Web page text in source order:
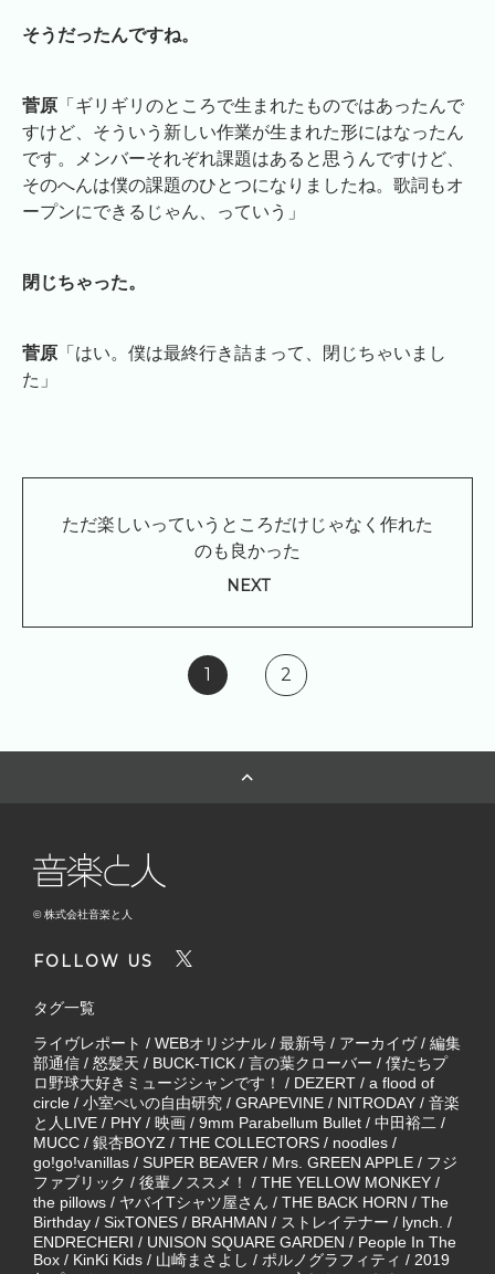
そうだったんですね。
菅原 「ギリギリのところで生まれたものではあったんで
すけど、そういう新しい作業が生まれた形にはなったん
です。メンバーそれぞれ課題はあると思うんですけど、
そのへんは僕の課題のひとつになりましたね。歌詞もオ
ープンにできるじゃん、っていう」
閉じちゃった。
菅原 「はい。僕は最終行き詰まって、閉じちゃいまし
た」
ただ楽しいっていうところだけじゃなく作れた
のも良かった
NEXT
1 2
© 株式会社音楽と人
FOLLOW US
タグ一覧
ライヴレポート / WEBオリジナル / 最新号 / アーカイヴ/ 編集
部通信 / 怒髪天 / BUCK-TICK / 言の葉クローバー / 僕たちプ
ロ野球大好きミュージシャンです！
/ DEZERT / a flood of
circle / 小室ぺいの自由研究 / GRAPEVINE / NITRODAY / 音楽
と人LIVE / PHY / 映画 / 9mm Parabellum Bullet / 中田裕二 /
MUCC / 銀杏BOYZ / THE COLLECTORS / noodles /
go!go!vanillas / SUPER BEAVER / Mrs. GREEN APPLE / フジ
ファブリック / 後輩ノススメ！ / THE YELLOW MONKEY /
the pillows / ヤバイTシャツ屋さん / THE BACK HORN / The
Birthday / SixTONES / BRAHMAN / ストレイテナー / lynch. /
ENDRECHERI / UNISON SQUARE GARDEN / People In The
Box / KinKi Kids / 山崎まさよし / ポルノグラフィティ / 2019